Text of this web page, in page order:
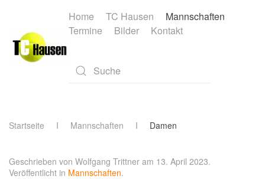
Skip to main content
Home TC Hausen
Mannschaften
Termine
Bilder Kontakt
Startseite Mannschaften Damen
Geschrieben von Wolfgang Trittner am 13. April 2023.
Veröffentlicht in Mannschaften.